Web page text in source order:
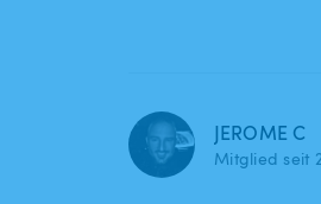
JEROME C
Mitglied seit